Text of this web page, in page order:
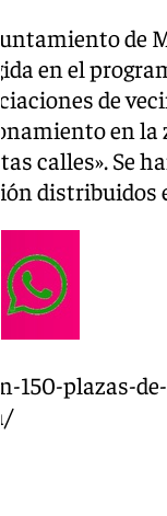
de
en el
de
en
calles». Se
150-plazas-